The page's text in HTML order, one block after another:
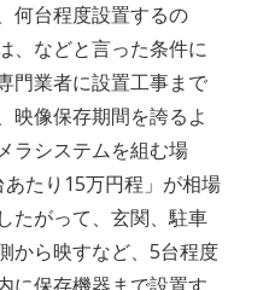
何台程度設置するの
、などと言った条件に
門業者に設置工事まで
映像保存期間を誇るよ
ラシステムを組む場
たり15万円程」が相場
たがって、玄関、駐車
から映すなど、5台程度